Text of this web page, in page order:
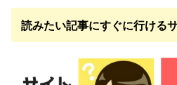
読みたい記事にすぐに行ける